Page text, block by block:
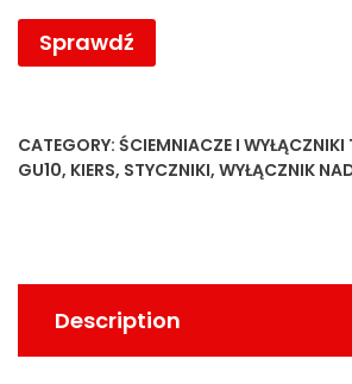
Sprawdź
CATEGORY: ŚCIEMNIACZE I WYŁĄCZNIKI
GU10, KIERS, STYCZNIKI, WYŁĄCZNIK
Description